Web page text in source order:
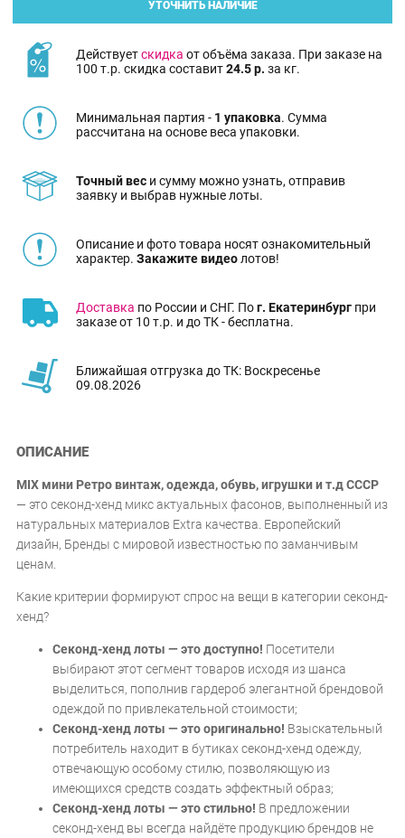
УТОЧНИТЬ НАЛИЧИЕ
Действуетскидка от объёма заказа. При заказе на
100 т.р. скидка составит24.5 р. за кг.
Минимальная партия - 1 упаковка. Сумма
рассчитана на основе веса упаковки.
Точный вес и сумму можно узнать, отправив
заявку и выбрав нужные лоты.
Описание и фото товара носят ознакомительный
характер. Закажите видеолотов!
Доставка по России и СНГ. Пог. Екатеринбург при
заказе от 10 т.р. и до ТК - бесплатна.
Ближайшая отгрузка до ТК: Воскресенье
09.08.2026
ОПИСАНИЕ
MIX мини Ретро винтаж, одежда, обувь, игрушки и т.д СССР
— это секонд-хенд микс актуальных фасонов, выполненный из
натуральных материалов Extra качества. Европейский
дизайн, Бренды с мировой известностью по заманчивым
ценам.
Какие критерии формируют спрос на вещи в категории секонд-
хенд?
Секонд-хенд лоты — это доступно! Посетители
выбирают этот сегмент товаров исходя из шанса
выделиться, пополнив гардероб элегантной брендовой
одеждой по привлекательной стоимости;
Секонд-хенд лоты — это оригинально! Взыскательный
потребитель находит в бутиках секонд-хенд одежду,
отвечающую особому стилю, позволяющую из
имеющихся средств создать эффектный образ;
Секонд-хенд лоты — это стильно! В предложении
секонд-хенд вы всегда найдёте продукцию брендов не